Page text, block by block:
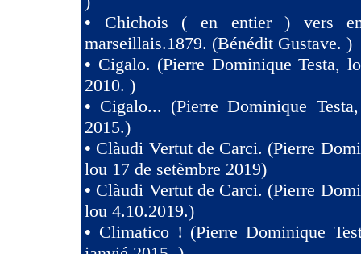
• Chichois ( en entier ) vers
marseillais.1879. (Bénédit Gustave. )
• Cigalo. (Pierre Dominique Testa,
2010. )
• Cigalo... (Pierre Dominique
2015.)
• Clàudi Vertut de Carci. (Pierre
lou 17 de setèmbre 2019)
• Clàudi Vertut de Carci. (Pierre
lou 4.10.2019.)
• Climatico ! (Pierre Dominique